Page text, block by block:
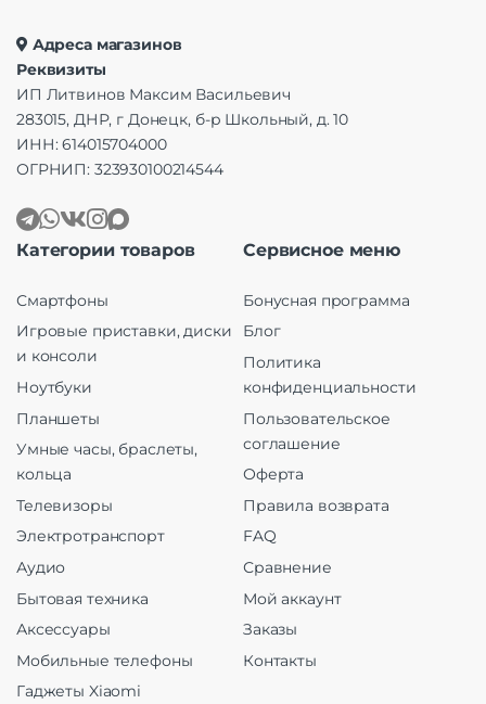
Адреса магазинов
Реквизиты
ИП Литвинов Максим Васильевич
283015, ДНР, г Донецк, б-р Школьный, д. 10
ИНН: 614015704000
ОГРНИП: 323930100214544
Категории товаров
Смартфоны
Игровые приставки, диски
и консоли
Ноутбуки
Планшеты
Умные часы, браслеты,
кольца
Телевизоры
Электротранспорт
Аудио
Бытовая техника
Аксессуары
Мобильные телефоны
Гаджеты Xiaomi
Сервисное меню
Бонусная программа
Блог
Политика
конфиденциальности
Пользовательское
соглашение
Оферта
Правила возврата
FAQ
Сравнение
Мой аккаунт
Заказы
Контакты